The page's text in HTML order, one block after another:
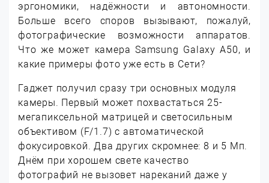
эргономики, надёжности и автономности.
Больше всего споров вызывают, пожалуй,
фотографические возможности аппаратов.
Что же может камера Samsung Galaxy A50, и
какие примеры фото уже есть в Сети?
Гаджет получил сразу три основных модуля
камеры. Первый может похвастаться 25-
мегапиксельной матрицей и светосильным
объективом (F/1.7) с автоматической
фокусировкой. Два других скромнее: 8 и 5 Мп.
Днём при хорошем свете качество
фотографий не вызовет нареканий даже у